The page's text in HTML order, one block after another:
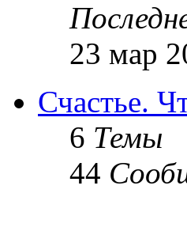
23 мар
Счастье.
6 Темы
44